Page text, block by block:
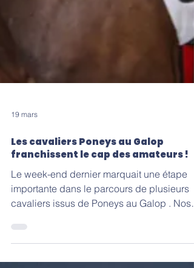
19 mars